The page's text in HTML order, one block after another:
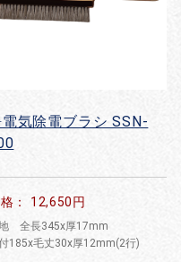
気除電ブラシ SSN-
： 12,650円
全長345x厚17mm
185x毛丈30x厚12mm(2行)